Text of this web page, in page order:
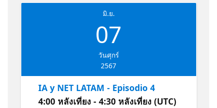
Obtenga más información sobre la IA y .NET
con estos recursos de Microsoft:
https://aka.ms/CursoIAFundamentals1
https://aka.ms/NETIntroduccion1
มิ.ย.
07
วันศุกร์
2567
IA y NET LATAM - Episodio 4
4:00 หลังเที่ยง - 4:30 หลังเที่ยง (UTC)